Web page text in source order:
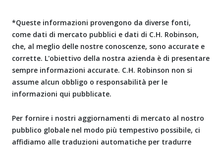
*Queste informazioni provengono da diverse fonti,
come dati di mercato pubblici e dati di C.H. Robinson,
che, al meglio delle nostre conoscenze, sono accurate e
corrette. L'obiettivo della nostra azienda è di presentare
sempre informazioni accurate. C.H. Robinson non si
assume alcun obbligo o responsabilità per le
informazioni qui pubblicate.
Per fornire i nostri aggiornamenti di mercato al nostro
pubblico globale nel modo più tempestivo possibile, ci
affidiamo alle traduzioni automatiche per tradurre